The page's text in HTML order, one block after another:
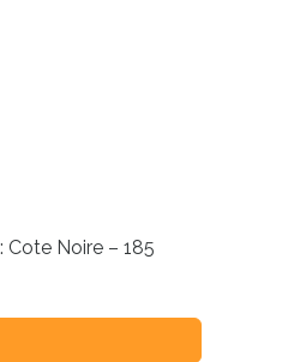
Noire – 185